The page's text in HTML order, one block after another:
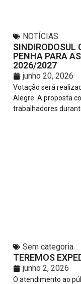
NOTÍCIAS
SINDIRODOSUL
PENHA PARA
2026/2027
junho 20, 2026
Votação será
Alegre. A proposta
trabalhadores
Sem categoria
TEREMOS
junho 2, 2026
O atendimento ao